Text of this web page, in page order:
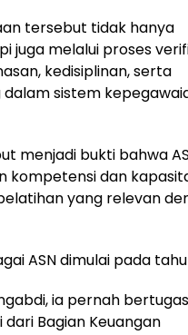
tersebut tidak hanya
juga melalui proses
kedisiplinan, serta
sistem
menjadi bukti bahwa
kompetensi dan
yang relevan
ASN dimulai pada
ia pernah
Bagian Keuangan